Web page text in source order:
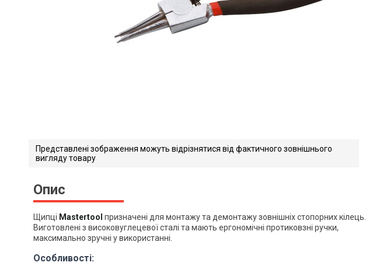
Представлені зображення можуть відрізнятися від фактичного зовнішнього
вигляду товару
Опис
Щипці Mastertool призначені для монтажу та демонтажу зовнішніх стопорних кілець.
Виготовлені з високовуглецевої сталі та мають ергономічні протиковзні ручки,
максимально зручні у використанні.
Особливості: